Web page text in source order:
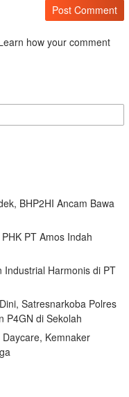
how your comment
BHP2HI Ancam Bawa
PT Amos Indah
Industrial Harmonis di PT
Satresnarkoba Polres
P4GN di Sekolah
Kemnaker